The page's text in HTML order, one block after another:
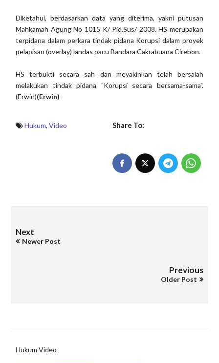
Diketahui, berdasarkan data yang diterima, yakni putusan
Mahkamah Agung No 1015 K/ Pid.Sus/ 2008. HS merupakan
terpidana dalam perkara tindak pidana Korupsi dalam proyek
pelapisan (overlay) landas pacu Bandara Cakrabuana Cirebon.
HS terbukti secara sah dan meyakinkan telah bersalah
melakukan tindak pidana "Korupsi secara bersama-sama".
(Erwin)(Erwin)
Hukum, Video Share To:
Next
Newer Post
Previous
Older Post
Hukum Video